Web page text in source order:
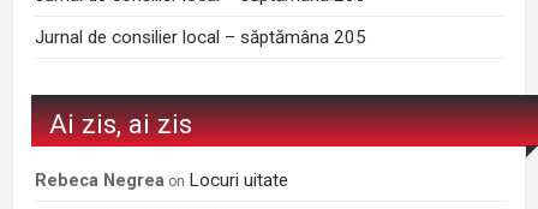
Jurnal de consilier local – săptămâna 205
Ai zis, ai zis
Rebeca Negrea on Locuri uitate